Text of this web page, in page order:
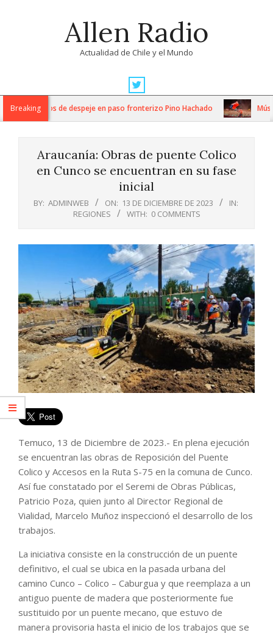
Allen Radio
Actualidad de Chile y el Mundo
Navigation
MenuBreaking
trabajos de despeje en paso fronterizo Pino Hachado
Araucanía: Obras de puente Colico
en Cunco se encuentran en su fase
inicial
BY: ADMINWEB ON: 13 DE DICIEMBRE DE 2023
IN:
REGIONES
WITH: 0 COMMENTS
Temuco, 13 de Diciembre de 2023.- En plena ejecución
se encuentran las obras de Reposición del Puente
Colico y Accesos en la Ruta S-75 en la comuna de Cunco.
Así fue constatado por el Seremi de Obras Públicas,
Patricio Poza, quien junto al Director Regional de
Vialidad, Marcelo Muñoz inspeccionó el desarrollo de los
trabajos.
La iniciativa consiste en la construcción de un puente
definitivo, el cual se ubica en la pasada urbana del
camino Cunco – Colico – Caburgua y que reemplaza a un
antiguo puente de madera que posteriormente fue
sustituido por un puente mecano, que estuvo de
manera provisoria hasta el inicio de los trabajos que se